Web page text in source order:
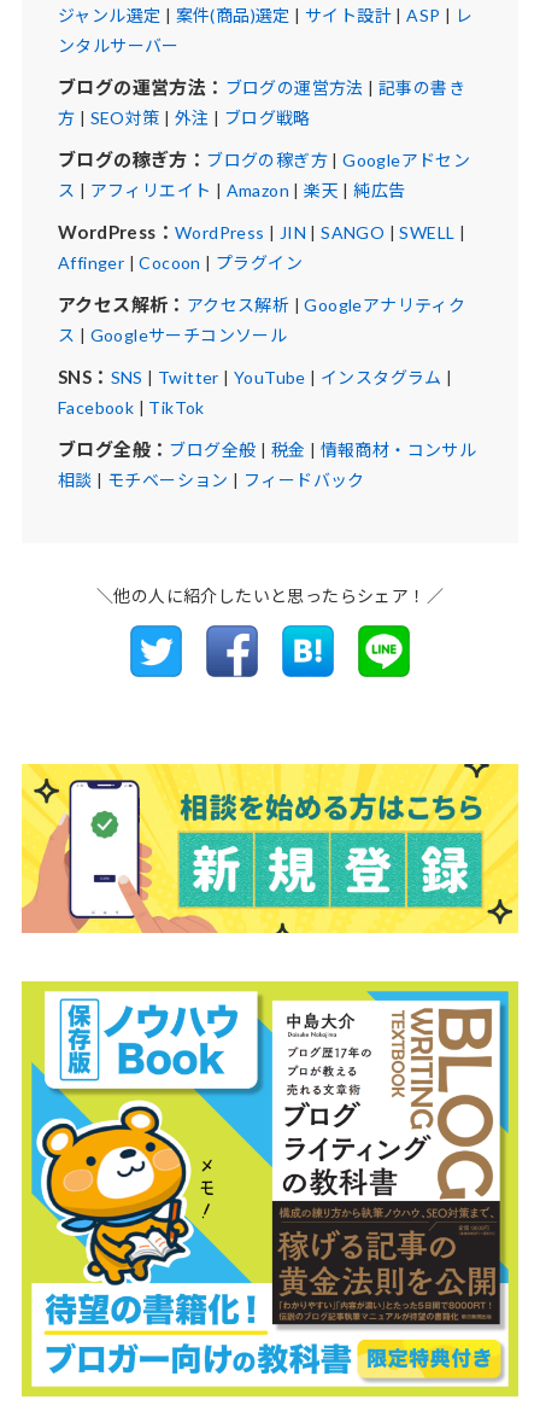
ジャンル選定 | 案件(商品)選定 | サイト設計|ASP | レ
ンタルサーバー
ブログの運営方法： ブログの運営方法 | 記事の書き
方 | SEO対策 | 外注 | ブログ戦略
ブログの稼ぎ方： ブログの稼ぎ方|Googleアドセン
ス | アフィリエイト | Amazon |楽天 |純広告
WordPress： WordPress | JIN |SANGO |SWELL |
Affinger |Cocoon | プラグイン
アクセス解析： アクセス解析 |Googleアナリティク
ス | Googleサーチコンソール
SNS： SNS | Twitter | YouTube | インスタグラム |
Facebook | TikTok
ブログ全般： ブログ全般 | 税金 | 情報商材・コンサル
相談 | モチベーション | フィードバック
＼他の人に紹介したいと思ったらシェア！／